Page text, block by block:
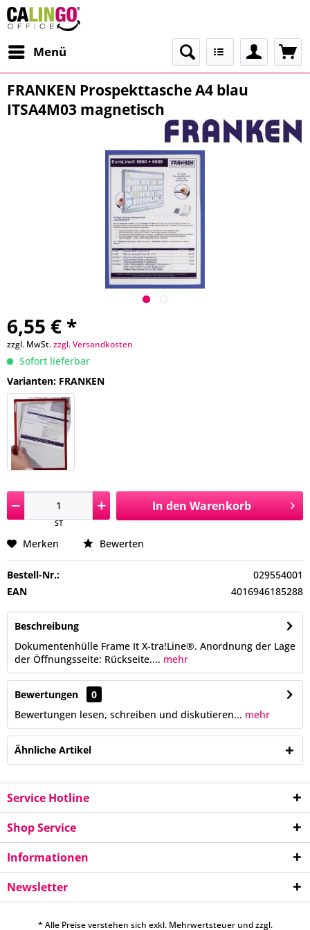
Menü
FRANKEN Prospekttasche A4 blau
ITSA4M03 magnetisch
6,55 € *
zzgl. MwSt.zzgl. Versandkosten
Sofort lieferbar
Varianten: FRANKEN
ST
In den Warenkorb
Merken Bewerten
Bestell-Nr.:
029554001
EAN
4016946185288
Beschreibung
Dokumentenhülle Frame It X-tra!Line®. Anordnung der Lage
der Öffnungsseite: Rückseite.... mehr
Bewertungen
0
Bewertungen lesen, schreiben und diskutieren... mehr
Ähnliche Artikel
Service Hotline
Shop Service
Informationen
Newsletter
* Alle Preise verstehen sich exkl. Mehrwertsteuer und zzgl.